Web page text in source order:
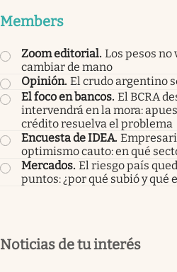
Members
Zoom editorial. Los pesos no
cambiar de mano
Opinión. El crudo argentino
El foco en bancos. El BCRA
intervendrá en la mora:
crédito resuelva el problema
Encuesta de IDEA.
optimismo cauto: en qué
Mercados. El riesgo país
puntos: ¿por qué subió y qué
Noticias de tu interés